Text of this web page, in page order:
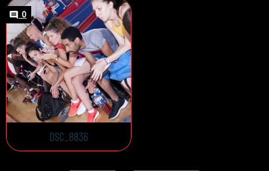
0
DSC_8836